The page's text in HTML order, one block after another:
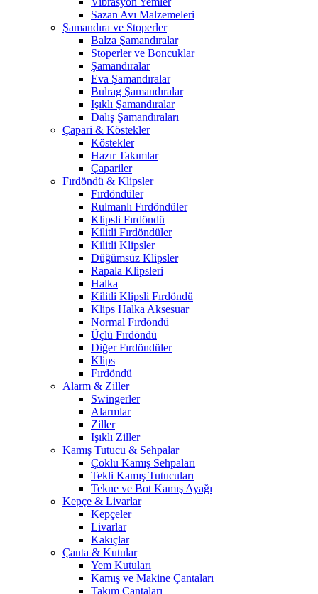
Sazan Avı Malzemeleri
Şamandıra ve Stoperler
Balza Şamandıralar
Stoperler ve Boncuklar
Şamandıralar
Eva Şamandıralar
Bulrag Şamandıralar
Işıklı Şamandıralar
Dalış Şamandıraları
Çapari & Köstekler
Köstekler
Hazır Takımlar
Çapariler
Fırdöndü & Klipsler
Fırdöndüler
Rulmanlı Fırdöndüler
Klipsli Fırdöndü
Kilitli Fırdöndüler
Kilitli Klipsler
Düğümsüz Klipsler
Rapala Klipsleri
Halka
Kilitli Klipsli Fırdöndü
Klips Halka Aksesuar
Normal Fırdöndü
Üçlü Fırdöndü
Diğer Fırdöndüler
Klips
Fırdöndü
Alarm & Ziller
Swingerler
Alarmlar
Ziller
Işıklı Ziller
Kamış Tutucu & Sehpalar
Çoklu Kamış Sehpaları
Tekli Kamış Tutucuları
Tekne ve Bot Kamış Ayağı
Kepçe & Livarlar
Kepçeler
Livarlar
Kakıçlar
Çanta & Kutular
Yem Kutuları
Kamış ve Makine Çantaları
Takım Çantaları